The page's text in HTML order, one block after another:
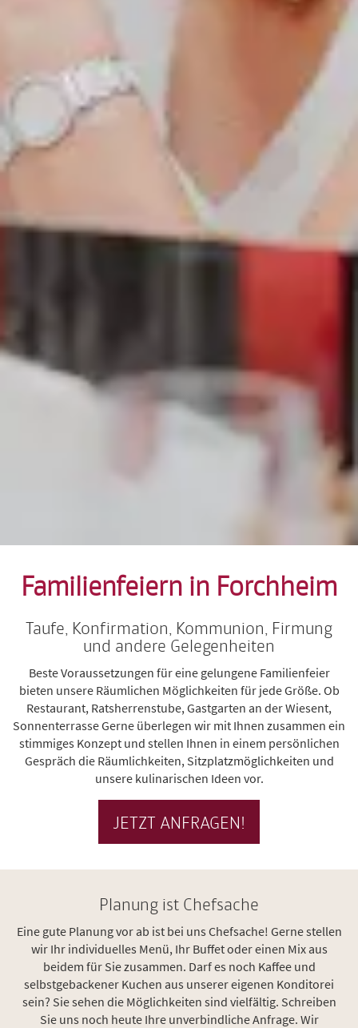
Familienfeiern in Forchheim
Taufe, Konfirmation, Kommunion, Firmung
und andere Gelegenheiten
Beste Voraussetzungen für eine gelungene Familienfeier
bieten unsere Räumlichen Möglichkeiten für jede Größe. Ob
Restaurant, Ratsherrenstube, Gastgarten an der Wiesent,
Sonnenterrasse Gerne überlegen wir mit Ihnen zusammen ein
stimmiges Konzept und stellen Ihnen in einem persönlichen
Gespräch die Räumlichkeiten, Sitzplatzmöglichkeiten und
unsere kulinarischen Ideen vor.
JETZT ANFRAGEN!
Planung ist Chefsache
Eine gute Planung vor ab ist bei uns Chefsache! Gerne stellen
wir Ihr individuelles Menü, Ihr Buffet oder einen Mix aus
beidem für Sie zusammen. Darf es noch Kaffee und
selbstgebackener Kuchen aus unserer eigenen Konditorei
sein? Sie sehen die Möglichkeiten sind vielfältig. Schreiben
Sie uns noch heute Ihre unverbindliche Anfrage. Wir